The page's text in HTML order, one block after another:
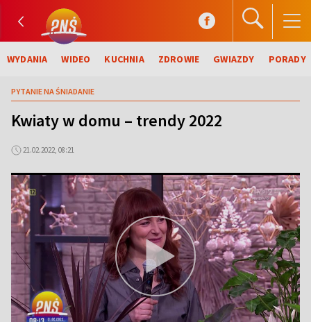
WYDANIA WIDEO KUCHNIA ZDROWIE GWIAZDY PORADY
PYTANIE NA ŚNIADANIE
Kwiaty w domu – trendy 2022
21.02.2022, 08:21